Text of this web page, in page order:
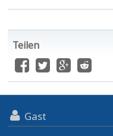
Teilen
Gast